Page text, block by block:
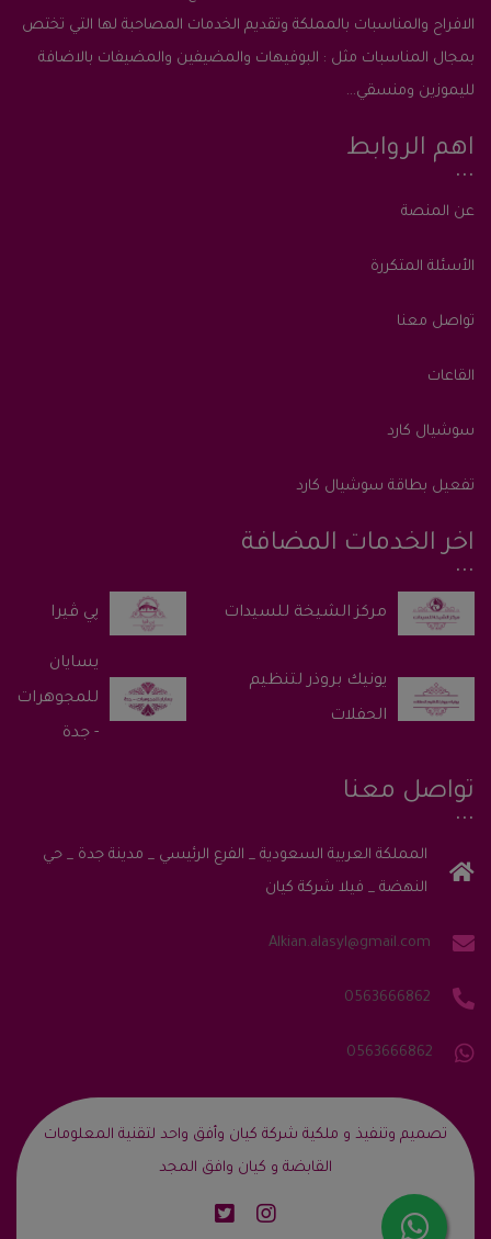
الافراح والمناسبات بالمملكة وتقديم الخدمات المصاحبة لها التي تختص
بمجال المناسبات مثل : البوفيهات والمضيفين والمضيفات بالاضافة
لليموزين ومنسقي...
اهم الروابط
عن المنصة
الأسئلة المتكررة
تواصل معنا
القاعات
سوشيال كارد
تفعيل بطاقة سوشيال كارد
اخر الخدمات المضافة
پي ڤيرا
يونيك بروذر لتنظيم
الحفلات
يسايان
للمجوهرات
- جدة
تواصل معنا
المملكة العربية السعودية _ الفرع الرئيسي _ مدينة جدة _ حي
النهضة _ فيلا شركة كيان
Alkian.alasyl@gmail.com
0563666862
0563666862
‎تصميم وتنفيذ و ملكية شركة كيان وأفق واحد لتقنية المعلومات
القابضة و كيان وافق المجد